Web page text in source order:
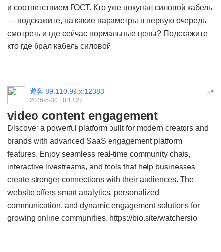
и соответствием ГОСТ. Кто уже покупал силовой кабель
— подскажите, на какие параметры в первую очередь
смотреть и где сейчас нормальные цены? Подскажите
кто где брал кабель силовой
8#
遊客 89.110.99.x:12383
2026-5-30 18:13:27
video content engagement
Discover a powerful platform built for modern creators and
brands with advanced SaaS engagement platform
features. Enjoy seamless real-time community chats,
interactive livestreams, and tools that help businesses
create stronger connections with their audiences. The
website offers smart analytics, personalized
communication, and dynamic engagement solutions for
growing online communities. https://bio.site/watchersio